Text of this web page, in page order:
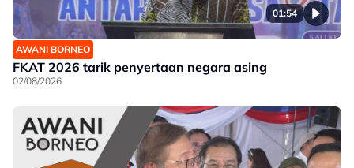
01:54
AWANI BORNEO
FKAT 2026 tarik penyertaan negara asing
02/08/2026